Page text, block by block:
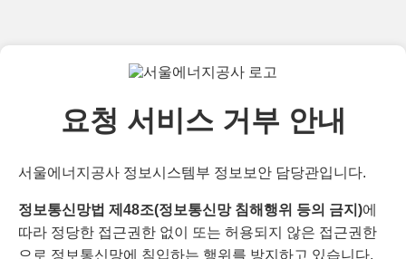
요청 서비스 거부 안내
서울에너지공사 정보시스템부 정보보안 담당관입니다.
정보통신망법 제48조(정보통신망 침해행위 등의 금지)에
따라 정당한 접근권한 없이 또는 허용되지 않은 접근권한
으로 정보통신망에 침입하는 행위를 방지하고 있습니다.